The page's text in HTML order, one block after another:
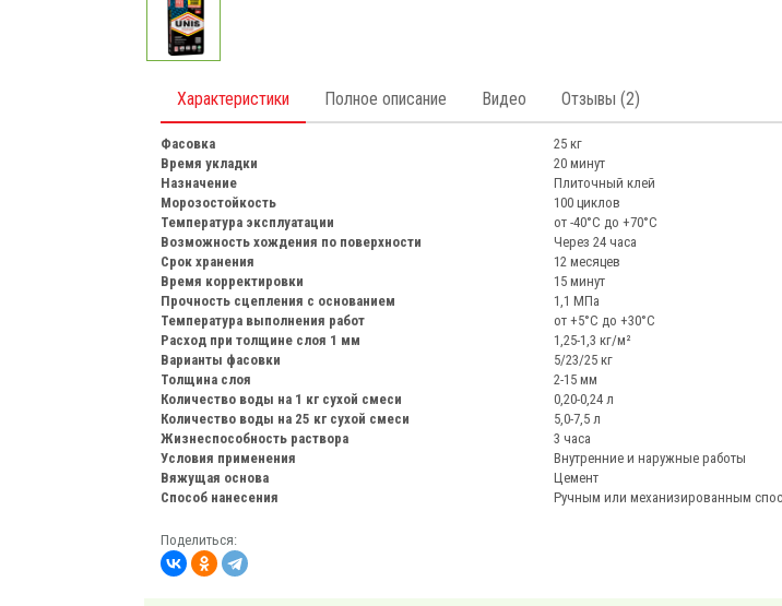
Характеристики Полное описание Видео Отзывы (2)
Фасовка
25 кг
Время укладки
20 минут
Назначение
Плиточный клей
Морозостойкость
100 циклов
Температура эксплуатации
от -40°С до +70°С
Возможность хождения по поверхности
Через 24 часа
Срок хранения
12 месяцев
Время корректировки
15 минут
Прочность сцепления с основанием
1,1 МПа
Температура выполнения работ
от +5°С до +30°С
Расход при толщине слоя 1 мм
1,25-1,3 кг/м²
Варианты фасовки
5/23/25 кг
Толщина слоя
2-15 мм
Количество воды на 1 кг сухой смеси
0,20-0,24 л
Количество воды на 25 кг сухой смеси
5,0-7,5 л
Жизнеспособность раствора
3 часа
Условия применения
Внутренние и наружные работы
Вяжущая основа
Цемент
Способ нанесения
Ручным или механизированным
Поделиться: